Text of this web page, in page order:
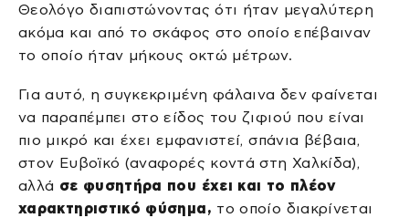
Θεολόγο διαπιστώνοντας ότι ήταν μεγαλύτερη
ακόμα και από το σκάφος στο οποίο επέβαιναν
το οποίο ήταν μήκους οκτώ μέτρων.
Για αυτό, η συγκεκριμένη φάλαινα δεν φαίνεται
να παραπέμπει στο είδος του ζιφιού που είναι
πιο μικρό και έχει εμφανιστεί, σπάνια βέβαια,
στον Ευβοϊκό (αναφορές κοντά στη Χαλκίδα),
αλλά σε φυσητήρα που έχει και το πλέον
χαρακτηριστικό φύσημα, το οποίο διακρίνεται